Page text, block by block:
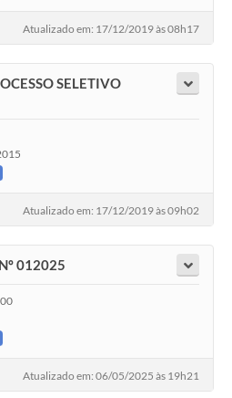
Atualizado em: 17/12/2019 às 08h17
SELETIVO
Atualizado em: 17/12/2019 às 09h02
012025
Atualizado em: 06/05/2025 às 19h21